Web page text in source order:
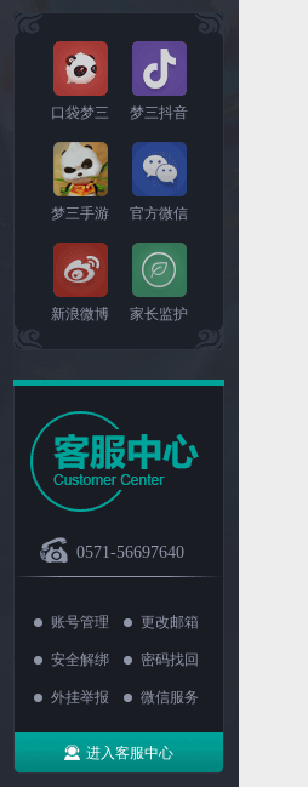
口袋梦三 梦三抖音
梦三手游 官方微信
新浪微博 家长监护
0571-56697640
账号管理 更改邮箱
安全解绑 密码找回
外挂举报 微信服务
进入客服中心